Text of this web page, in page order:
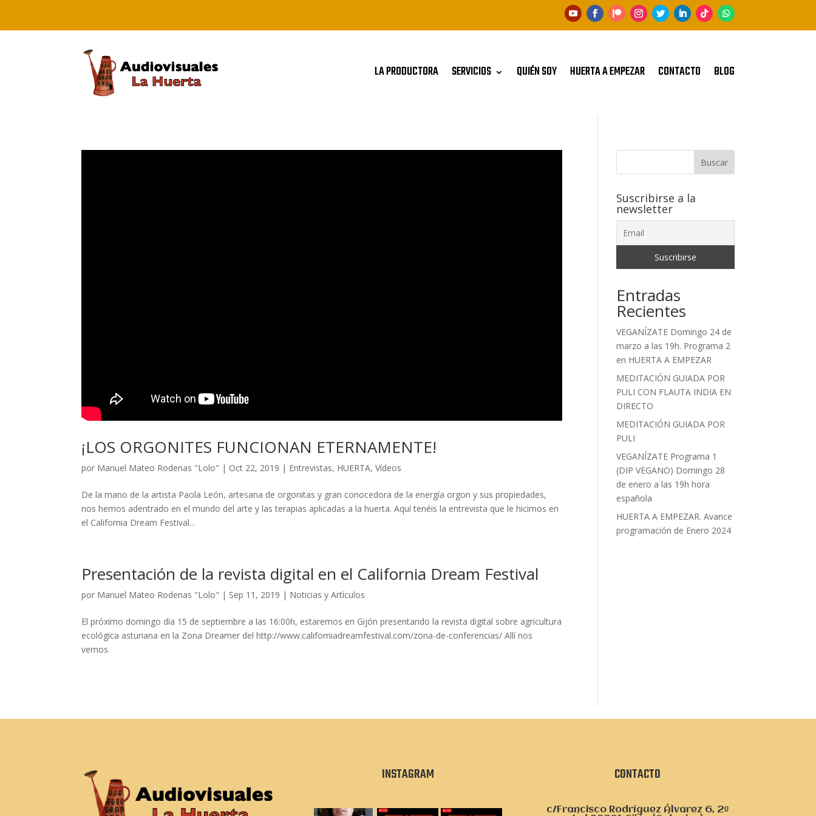
LA PRODUCTORA SERVICIOS QUIÉN SOY HUERTA A EMPEZAR CONTACTO BLOG
¡LOS ORGONITES FUNCIONAN ETERNAMENTE!
por Manuel Mateo Rodenas "Lolo" | Oct 22, 2019 | Entrevistas, HUERTA,Vídeos
De la mano de la artista Paola León, artesana de orgonitas y gran conocedora de la energía orgon y sus propiedades,
nos hemos adentrado en el mundo del arte y las terapias aplicadas a la huerta. Aquí tenéis la entrevista que le hicimos en
el California Dream Festival...
Presentación de la revista digital en el California Dream Festival
por Manuel Mateo Rodenas "Lolo" | Sep 11, 2019 | Noticias y Artículos
El próximo domingo día 15 de septiembre a las 16:00h, estaremos en Gijón presentando la revista digital sobre agricultura
ecológica asturiana en la Zona Dreamer del http://www.californiadreamfestival.com/zona-de-conferencias/ Allí nos
vemos.
Buscar
Suscribirse a la
newsletter
Entradas
Recientes
VEGANÍZATE Domingo 24 de
marzo a las 19h. Programa 2
en HUERTA A EMPEZAR
MEDITACIÓN GUIADA POR
PULI CON FLAUTA INDIA EN
DIRECTO
MEDITACIÓN GUIADA POR
PULI
VEGANÍZATE Programa 1
(DIP VEGANO) Domingo 28
de enero a las 19h hora
española
HUERTA A EMPEZAR. Avance
programación de Enero 2024
INSTAGRAM CONTACTO
c/Francisco Rodríguez Álvarez 6, 2º